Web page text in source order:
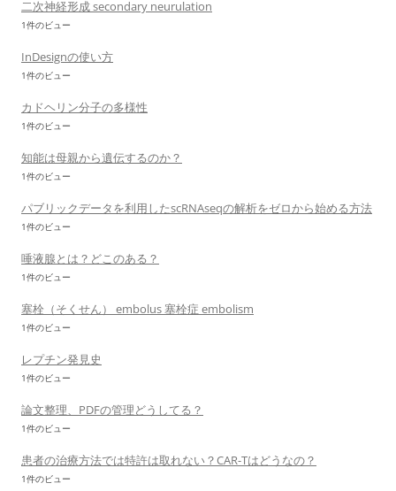
二次神経形成 secondary neurulation
1件のビュー
InDesignの使い方
1件のビュー
カドヘリン分子の多様性
1件のビュー
知能は母親から遺伝するのか？
1件のビュー
パブリックデータを利用したscRNAseqの解析をゼロから始める方法
1件のビュー
唾液腺とは？どこのある？
1件のビュー
塞栓（そくせん） embolus 塞栓症 embolism
1件のビュー
レプチン発見史
1件のビュー
論文整理、PDFの管理どうしてる？
1件のビュー
患者の治療方法では特許は取れない？CAR-Tはどうなの？
1件のビュー